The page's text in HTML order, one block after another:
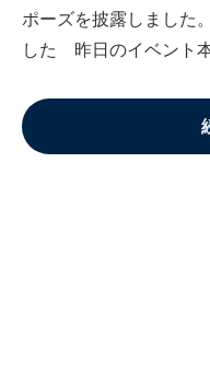
ポーズを披露しました
した 昨日のイベント